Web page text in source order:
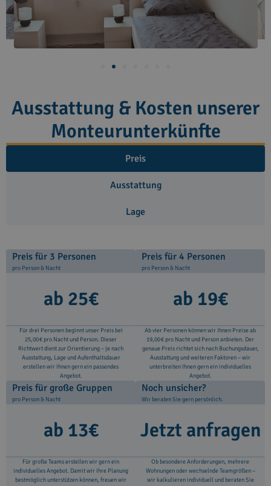
Ausstattung & Kosten unserer
Monteurunterkünfte
Preis
Ausstattung
Lage
Preis für 3 Personen
pro Person & Nacht
ab 25€
Für drei Personen beginnt unser Preis bei
25,00 € pro Nacht und Person. Dieser
Richtwert dient zur Orientierung – je nach
Ausstattung, Lage und Aufenthaltsdauer
erstellen wir Ihnen gern ein passendes
Angebot.
Preis für 4 Personen
pro Person & Nacht
ab 19€
Ab vier Personen können wir Ihnen Preise ab
19,00 € pro Nacht und Person anbieten. Der
genaue Preis richtet sich nach Buchungsdauer,
Ausstattung und weiteren Faktoren – wir
unterbreiten Ihnen gern ein individuelles
Angebot.
Preis für große Gruppen
pro Person & Nacht
ab 13€
Für große Teams erstellen wir gern ein
individuelles Angebot. Damit wir Ihre Planung
bestmöglich unterstützen können, freuen wir
Noch unsicher?
Wir beraten Sie gern persönlich.
Jetzt anfragen
Ob besondere Anforderungen, mehrere
Wohnungen oder wechselnde Teamgrößen –
wir kalkulieren individuell und beraten Sie